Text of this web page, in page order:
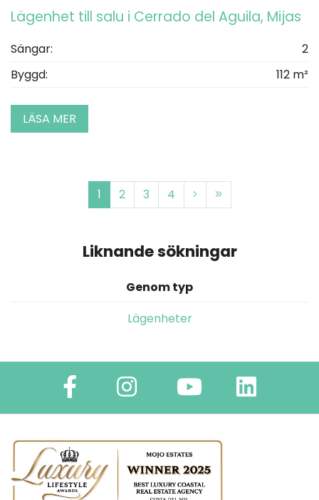
Lägenhet till salu i Cerrado del Aguila, Mijas
Sängar:
2
Byggd:
112 m²
LÄSA MER
1 2 3 4
Liknande sökningar
Genom typ
Lägenheter